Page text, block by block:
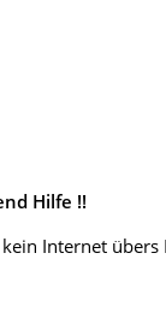
Hilfe !!
Internet